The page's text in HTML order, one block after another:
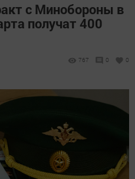
с Минобороны в
получат 400
767 0 0